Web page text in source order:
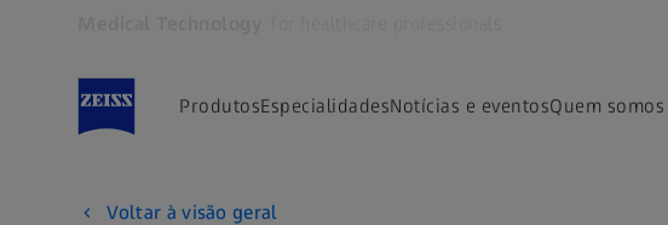
ProdutosEspecialidadesNotícias e eventosQuem somos
Voltar à visão geral